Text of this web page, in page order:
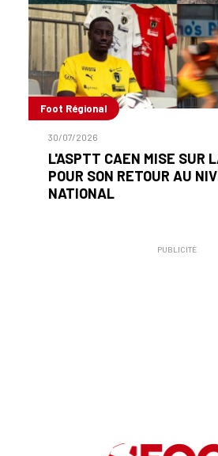
Foot Régional
30/07/2026
L'ASPTT CAEN MISE SUR
POUR SON RETOUR AU
NATIONAL
PUBLICITÉ